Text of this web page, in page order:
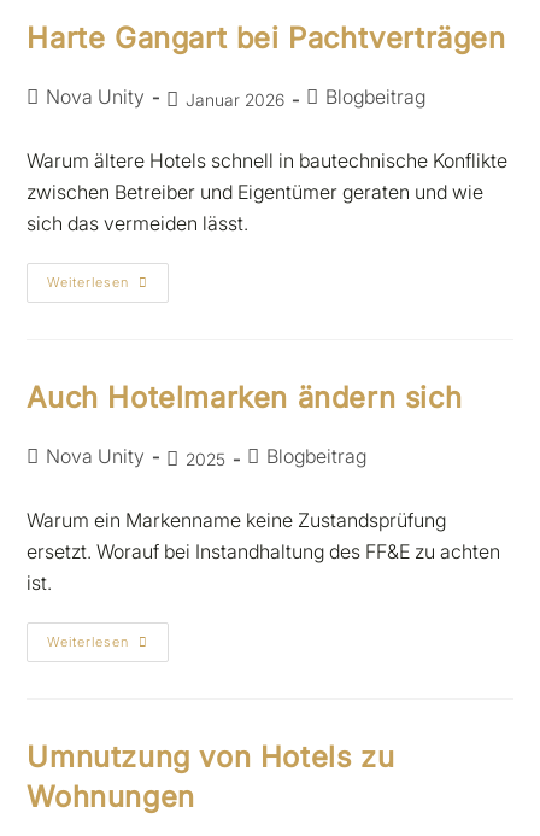
Harte Gangart bei Pachtverträgen
Nova Unity Januar 2026 Blogbeitrag
Warum ältere Hotels schnell in bautechnische Konflikte
zwischen Betreiber und Eigentümer geraten und wie
sich das vermeiden lässt.
Weiterlesen
Auch Hotelmarken ändern sich
Nova Unity 2025 Blogbeitrag
Warum ein Markenname keine Zustandsprüfung
ersetzt. Worauf bei Instandhaltung des FF&E zu achten
ist.
Weiterlesen
Umnutzung von Hotels zu
Wohnungen